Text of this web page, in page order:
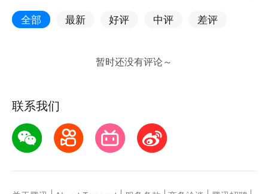
全部 最新 好评 中评 差评
联系我们